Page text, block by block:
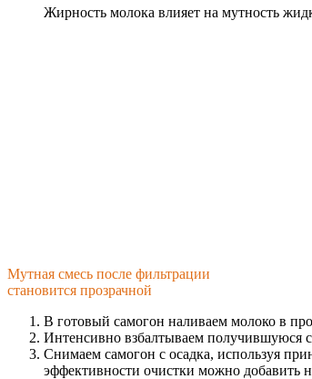
Жирность молока влияет на мутность
Мутная смесь после фильтрации
становится прозрачной
В готовый самогон наливаем молоко в
Интенсивно взбалтываем получившуюся
Снимаем самогон с осадка, используя
эффективности очистки можно добавить